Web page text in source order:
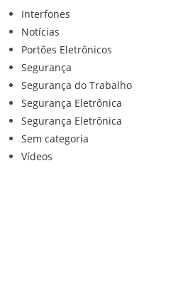
Interfones
Notícias
Portões Eletrônicos
Segurança
Segurança do Trabalho
Segurança Eletrônica
Segurança Eletrônica
Sem categoria
Vídeos